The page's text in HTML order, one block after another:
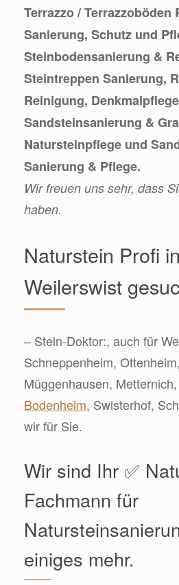
Terrazzo / Terrazzoböden
Sanierung, Schutz und
Steinbodensanierung &
Steintreppen Sanierung,
Reinigung,
Sandsteinsanierung &
Natursteinpflege und
Sanierung & Pflege.
Wir freuen uns sehr, dass
haben.
Naturstein Profi in
Weilerswist
– Stein-Doktor:, auch für
Schneppenheim,
Müggenhausen,
Bodenheim, Swisterhof,
wir für Sie.
Wir sind Ihr ✅
Fachmann für
einiges mehr.